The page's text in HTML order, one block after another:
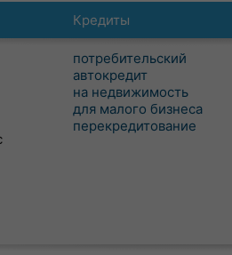
Кредиты
потребительский
автокредит
на недвижимость
для малого бизнеса
перекредитование